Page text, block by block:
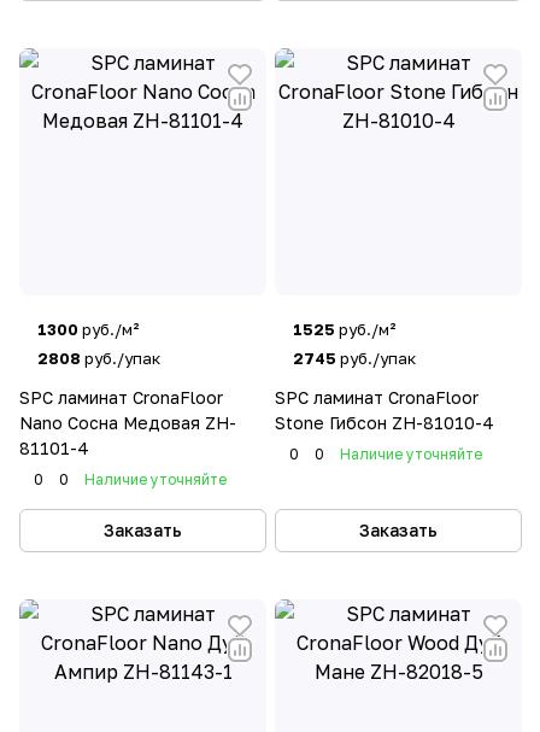
1300 руб./м²
2808 руб./упак
SPC ламинат CronaFloor
Nano Сосна Медовая ZH-
81101-4
0 0 Наличие уточняйте
Заказать
1525 руб./м²
2745 руб./упак
SPC ламинат CronaFloor
Stone Гибсон ZH-81010-4
0 0 Наличие уточняйте
Заказать